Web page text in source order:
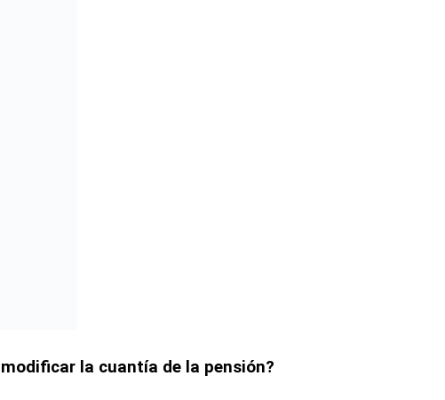
la cuantía de la pensión?